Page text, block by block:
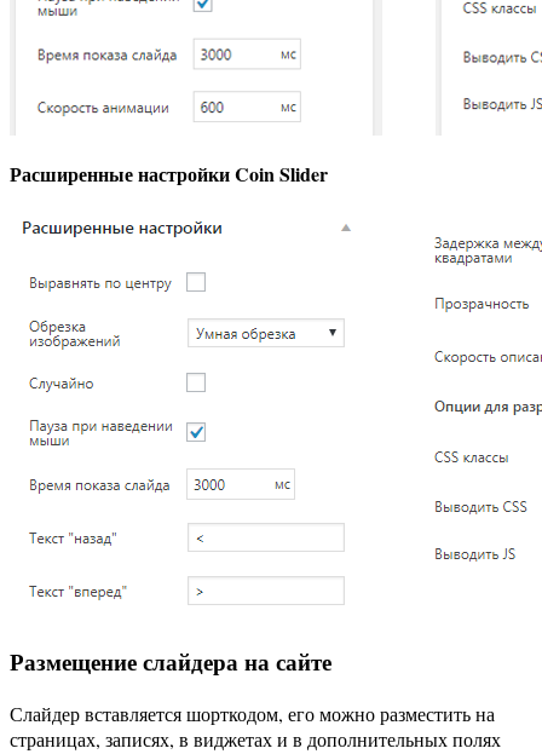
Расширенные настройки Coin Slider
Размещение слайдера на сайте
Слайдер вставляется шорткодом, его можно разместить на
страницах, записях, в виджетах и в дополнительных полях